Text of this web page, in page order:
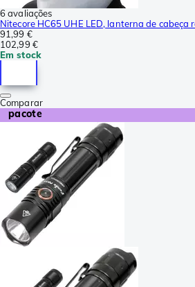
6 avaliações
Nitecore HC65 UHE LED, lanterna de cabeça
91,99 €
102,99 €
Em stock
Comparar
pacote